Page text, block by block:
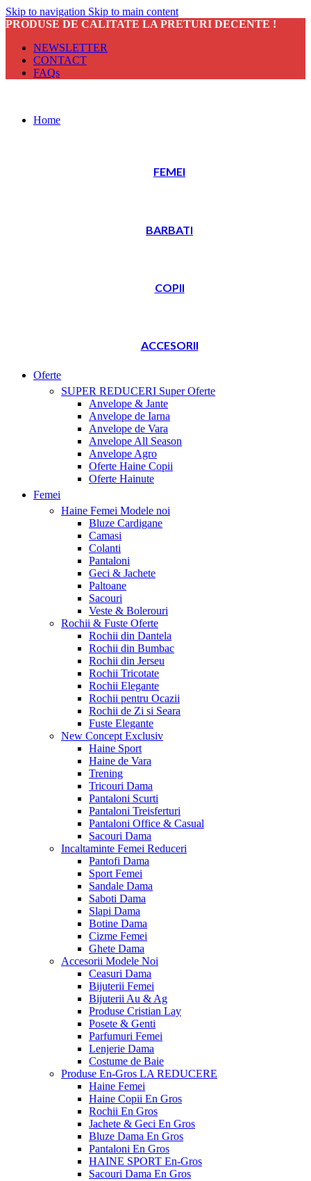
Skip to navigation Skip to main content
PRODUSE DE CALITATE LA PRETURI DECENTE !
NEWSLETTER
CONTACT
FAQs
Home
FEMEI
BARBATI
COPII
ACCESORII
Oferte
SUPER REDUCERI Super Oferte
Anvelope & Jante
Anvelope de Iarna
Anvelope de Vara
Anvelope All Season
Anvelope Agro
Oferte Haine Copii
Oferte Hainute
Femei
Haine Femei Modele noi
Bluze Cardigane
Camasi
Colanti
Pantaloni
Geci & Jachete
Paltoane
Sacouri
Veste & Bolerouri
Rochii & Fuste Oferte
Rochii din Dantela
Rochii din Bumbac
Rochii din Jerseu
Rochii Tricotate
Rochii Elegante
Rochii pentru Ocazii
Rochii de Zi si Seara
Fuste Elegante
New Concept Exclusiv
Haine Sport
Haine de Vara
Trening
Tricouri Dama
Pantaloni Scurti
Pantaloni Treisferturi
Pantaloni Office & Casual
Sacouri Dama
Incaltaminte Femei Reduceri
Pantofi Dama
Sport Femei
Sandale Dama
Saboti Dama
Slapi Dama
Botine Dama
Cizme Femei
Ghete Dama
Accesorii Modele Noi
Ceasuri Dama
Bijuterii Femei
Bijuterii Au & Ag
Produse Cristian Lay
Posete & Genti
Parfumuri Femei
Lenjerie Dama
Costume de Baie
Produse En-Gros LA REDUCERE
Haine Femei
Haine Copii En Gros
Rochii En Gros
Jachete & Geci En Gros
Bluze Dama En Gros
Pantaloni En Gros
HAINE SPORT En-Gros
Sacouri Dama En Gros